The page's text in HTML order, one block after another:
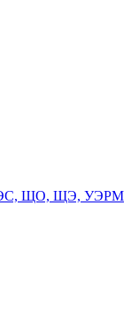
ШЭС, ЩО, ЩЭ, УЭРМ